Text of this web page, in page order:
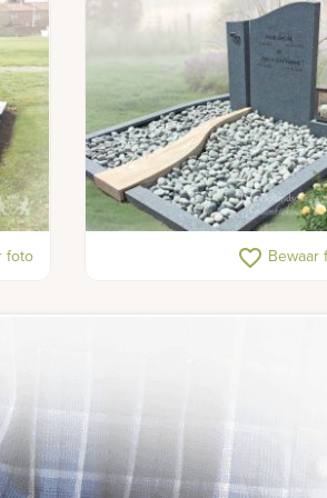
foto Exclusief grafmonument
favorite_border Bewaar